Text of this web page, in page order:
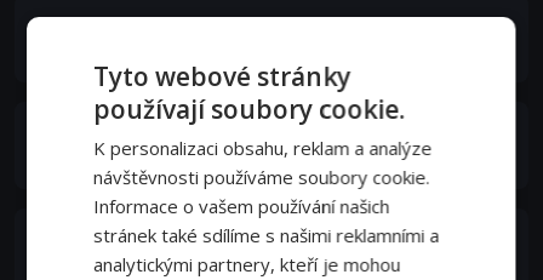
Christine Lakin
Johann Urb
Johann Wulrich
Adam Kulbersh
Cole Slawsen
Tyto webové stránky
používají soubory cookie.
K personalizaci obsahu, reklam a analýze
návštěvnosti používáme soubory cookie.
Informace o vašem používání našich
stránek také sdílíme s našimi reklamními a
analytickými partnery, kteří je mohou